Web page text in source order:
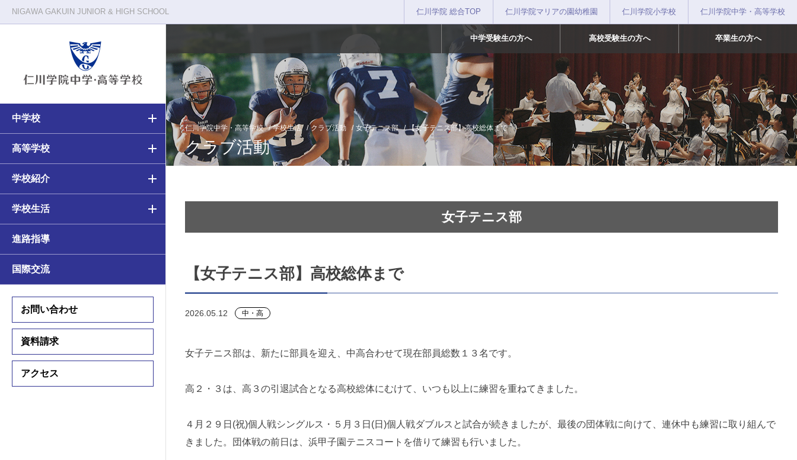
NIGAWA GAKUIN JUNIOR & HIGH SCHOOL 仁川学院 総合TOP 仁川学院マリアの園幼稚園 仁川学院小学校 仁川学院中学・高等学校
中学・高等学校の教育
中学校（6ヵ年）カリキュラム
アカデミアコース
カルティベーションコース
学習支援
国際交流プログラム
中学入試情報
高等学校の教育
高校（3ヵ年）カリキュラム
アカデミアコース
カルティベーションコース／
カルティベーションSコース
国際交流プログラム
高校入試情報
校長メッセージ
教育原理
施設・環境
仁川学院の一日
クラブ活動
年間行事
中学受験生の方へ 高校受験生の方へ 卒業生の方へ
中学校
高等学校
学校紹介
学校生活
進路指導
国際交流
お問い合わせ
資料請求
アクセス
仁川学院中学・高等学校 学校生活 クラブ活動 女子テニス部 【女子テニス部】高校総体まで
クラブ活動
女子テニス部
【女子テニス部】高校総体まで
2026.05.12 中・高
女子テニス部は、新たに部員を迎え、中高合わせて現在部員総数１３名です。
高２・３は、高３の引退試合となる高校総体にむけて、いつも以上に練習を重ねてきました。
４月２９日(祝)個人戦シングルス・５月３日(日)個人戦ダブルスと試合が続きましたが、最後の団体戦に向けて、連休中も練習に取り組んで
きました。団体戦の前日は、浜甲子園テニスコートを借りて練習も行いました。